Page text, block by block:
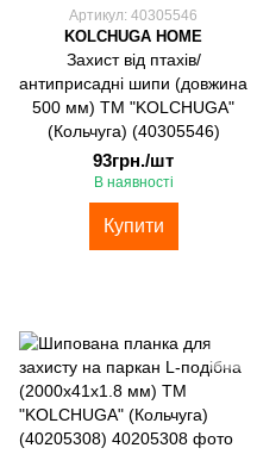
Артикул: 40305546
KOLCHUGA HOME
Захист від птахів/
антиприсадні шипи (довжина
500 мм) ТМ "KOLCHUGA"
(Кольчуга) (40305546)
93грн./шт
В наявності
Купити